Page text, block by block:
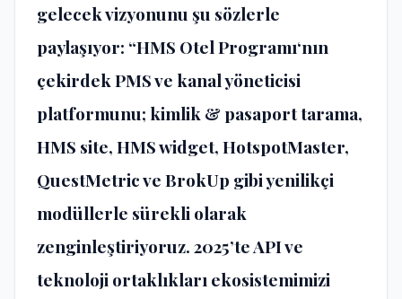
gelecek vizyonunu şu sözlerle
paylaşıyor: “HMS Otel Programı‘nın
çekirdek PMS ve kanal yöneticisi
platformunu; kimlik & pasaport tarama,
HMS site, HMS widget, HotspotMaster,
QuestMetric ve BrokUp gibi yenilikçi
modüllerle sürekli olarak
zenginleştiriyoruz. 2025’te API ve
teknoloji ortaklıkları ekosistemimizi